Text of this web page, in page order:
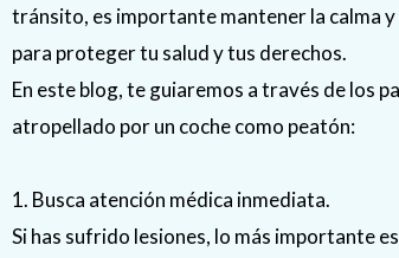
tránsito, es importante mantener la calma
para proteger tu salud y tus derechos.
En este blog, te guiaremos a través de los
atropellado por un coche como peatón:
1. Busca atención médica inmediata.
Si has sufrido lesiones, lo más importante